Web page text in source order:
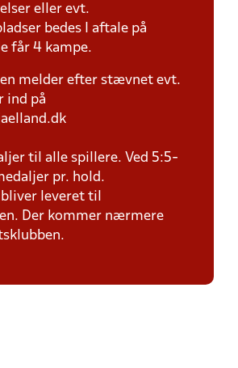
eller evt.
bedes I aftale på
får 4 kampe.
melder efter stævnet evt.
ind på
til alle spillere. Ved 5:5-
pr. hold.
leveret til
Der kommer nærmere